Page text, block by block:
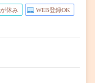
休み WEB登録OK